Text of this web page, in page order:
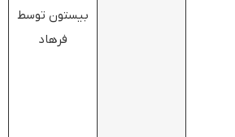
بیستون توسط
فرهاد